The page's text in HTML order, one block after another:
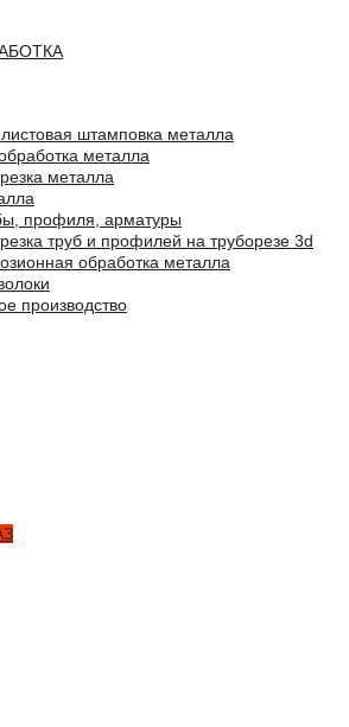
штамповка металла
металла
металла
профиля, арматуры
труб и профилей на труборезе 3d
обработка металла
производство